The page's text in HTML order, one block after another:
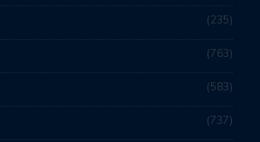
235
763
583
737